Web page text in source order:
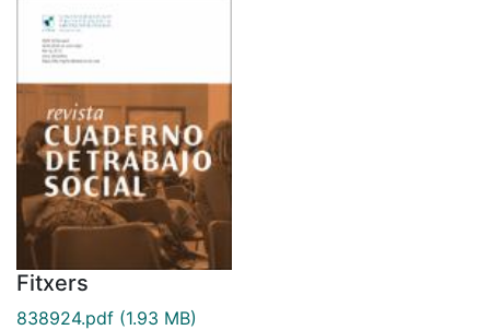
Fitxers
838924.pdf (1.93 MB)